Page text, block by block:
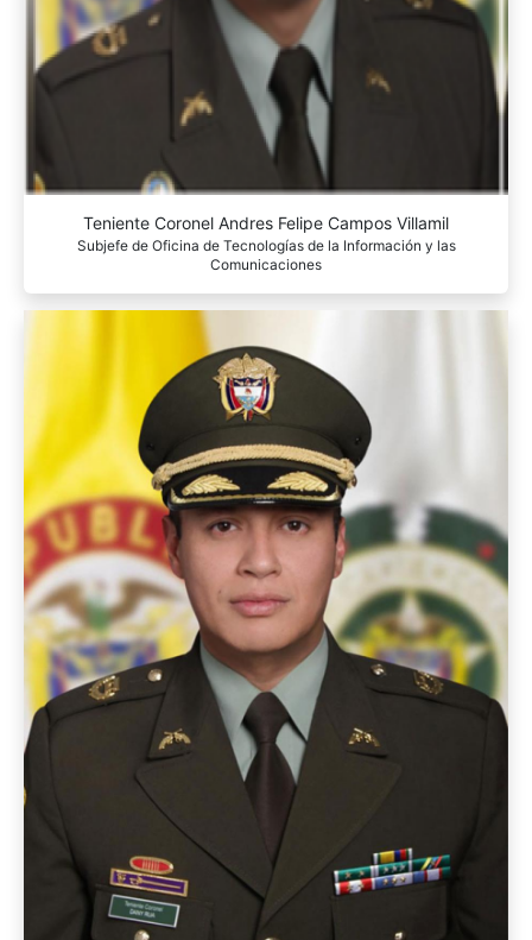
Teniente Coronel Andres Felipe Campos Villamil
Subjefe de Oficina de Tecnologías de la Información y las
Comunicaciones